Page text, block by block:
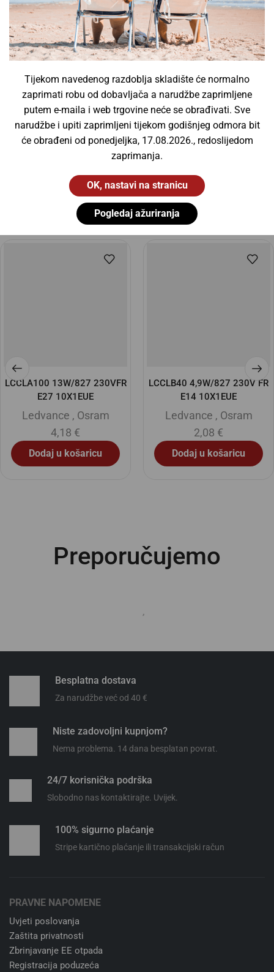
Tijekom navedenog razdoblja skladište će normalno
zaprimati robu od dobavljača a narudžbe zaprimljene
putem e-maila i web trgovine neće se obrađivati. Sve
narudžbe i upiti zaprimljeni tijekom godišnjeg odmora bit
će obrađeni od ponedjeljka, 17.08.2026., redoslijedom
zaprimanja.
OK, nastavi na stranicu
Pogledaj ažuriranja
Vodotjesne svjetiljke (13)
Žarulje (0)
Fluorescentne cijevi (0)
Xenon žarulje
(0)
Žarulje za projektore (0)
Slični proizvodi
LCCLA100 13W/827 230VFR
E27 10X1EUE
Ledvance , Osram
4,18 €
Dodaj u košaricu
LCCLB40 4,9W/827 230V FR
E14 10X1EUE
Ledvance , Osram
2,08 €
Dodaj u košaricu
Preporučujemo
GU10 827 36D DIM
Philips,Signify
3,25€
GU10 830 36D DIM
Philips,Signify
Dodaj u košaricu
Za narudžbe već od 40 €
Niste zadovoljni kupnjom?
Nema problema. 14 dana besplatan povrat.